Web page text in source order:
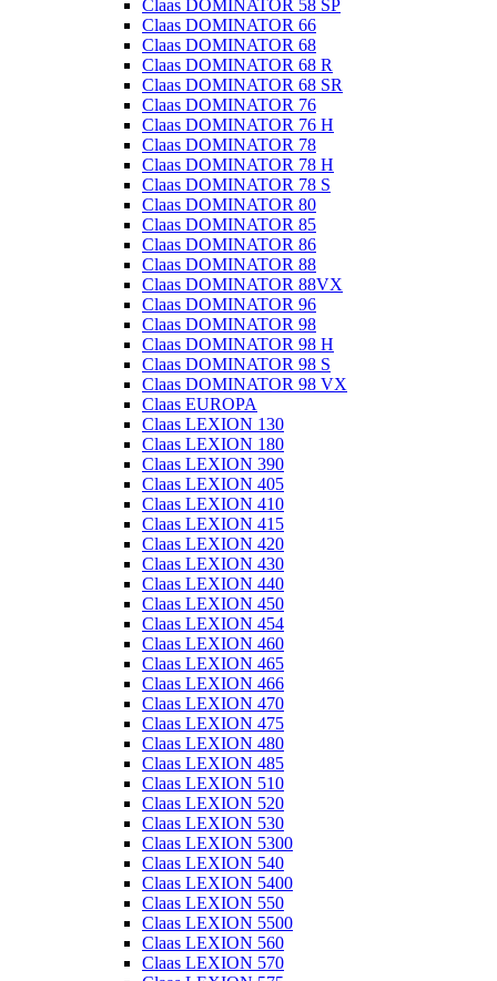
Claas DOMINATOR 58 SP
Claas DOMINATOR 66
Claas DOMINATOR 68
Claas DOMINATOR 68 R
Claas DOMINATOR 68 SR
Claas DOMINATOR 76
Claas DOMINATOR 76 H
Claas DOMINATOR 78
Claas DOMINATOR 78 H
Claas DOMINATOR 78 S
Claas DOMINATOR 80
Claas DOMINATOR 85
Claas DOMINATOR 86
Claas DOMINATOR 88
Claas DOMINATOR 88VX
Claas DOMINATOR 96
Claas DOMINATOR 98
Claas DOMINATOR 98 H
Claas DOMINATOR 98 S
Claas DOMINATOR 98 VX
Claas EUROPA
Claas LEXION 130
Claas LEXION 180
Claas LEXION 390
Claas LEXION 405
Claas LEXION 410
Claas LEXION 415
Claas LEXION 420
Claas LEXION 430
Claas LEXION 440
Claas LEXION 450
Claas LEXION 454
Claas LEXION 460
Claas LEXION 465
Claas LEXION 466
Claas LEXION 470
Claas LEXION 475
Claas LEXION 480
Claas LEXION 485
Claas LEXION 510
Claas LEXION 520
Claas LEXION 530
Claas LEXION 5300
Claas LEXION 540
Claas LEXION 5400
Claas LEXION 550
Claas LEXION 5500
Claas LEXION 560
Claas LEXION 570